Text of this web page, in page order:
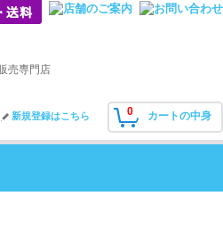
売専門店
0 カートの中身
新規登録はこちら